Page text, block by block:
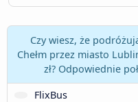
Czy wiesz, że
Chełm przez miasto
zł? Odpowiednie
FlixBus